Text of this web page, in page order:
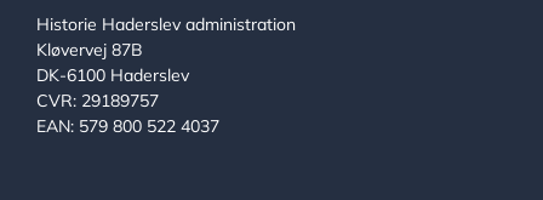
Historie Haderslev administration
Kløvervej 87B
DK-6100 Haderslev
CVR: 29189757
EAN: 579 800 522 4037